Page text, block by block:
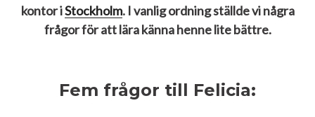
kontor iStockholm. I vanlig ordning ställde vi några
frågor för att lära känna henne lite bättre.
Fem frågor till Felicia: